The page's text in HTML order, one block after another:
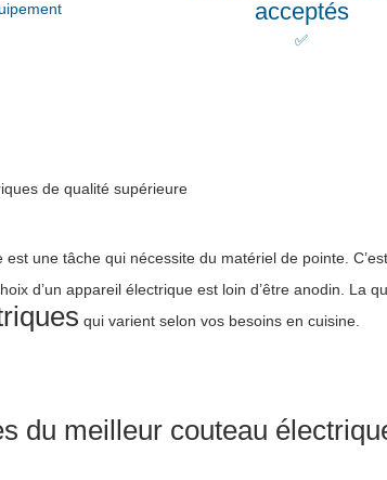
acceptés
✅
de qualité supérieure
une tâche qui nécessite du matériel de pointe.
d’un appareil électrique est loin d’être anodin. La
qui varient selon vos besoins en cuisine.
du meilleur couteau